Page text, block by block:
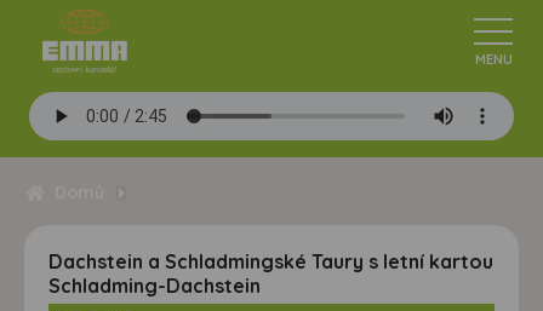
Dachstein a Schladmingské Taury s letní kartou
Schladming-Dachstein